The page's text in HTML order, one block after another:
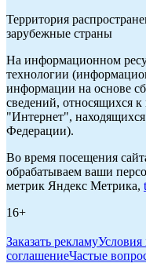
Территория
зарубежные страны
На информационном
технологии
информации на основе
сведений, относящихся к
"Интернет",
Федерации).
Во время посещения
обрабатываем ваши
метрик Яндекс Метрика,
16+
Заказать рекламуУсловия
соглашениеЧастые